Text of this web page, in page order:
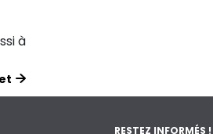
à
RESTEZ INFORMÉS !